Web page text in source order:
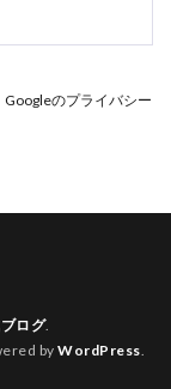
のプライバシー
ログ.
by WordPress